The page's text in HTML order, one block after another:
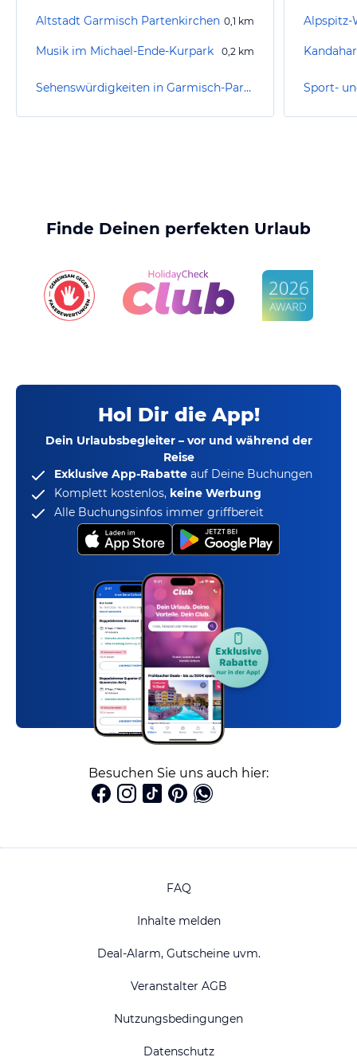
Altstadt Garmisch Partenkirchen 0,1 km
Musik im Michael-Ende-Kurpark 0,2 km
Sehenswürdigkeiten in Garmisch-Partenkirchen
Alpspitz-
Finde Deinen perfekten Urlaub
Hol Dir die App!
Dein Urlaubsbegleiter – vor und während der
Reise
Exklusive App-Rabatte auf Deine Buchungen
Komplett kostenlos, keine Werbung
Alle Buchungsinfos immer griffbereit
Besuchen Sie uns auch hier:
FAQ
Inhalte melden
Deal-Alarm, Gutscheine uvm.
Veranstalter AGB
Nutzungsbedingungen
Datenschutz